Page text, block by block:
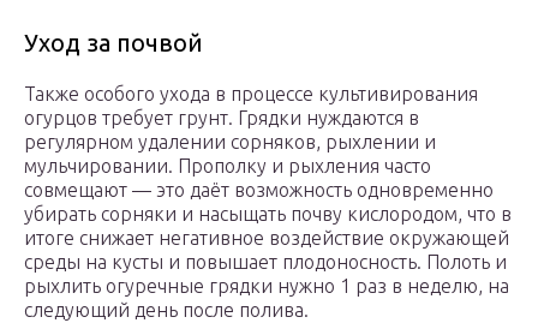
Уход за почвой
Также особого ухода в процессе культивирования
огурцов требует грунт. Грядки нуждаются в
регулярном удалении сорняков, рыхлении и
мульчировании. Прополку и рыхления часто
совмещают — это даёт возможность одновременно
убирать сорняки и насыщать почву кислородом, что в
итоге снижает негативное воздействие окружающей
среды на кусты и повышает плодоносность. Полоть и
рыхлить огуречные грядки нужно 1 раз в неделю, на
следующий день после полива.